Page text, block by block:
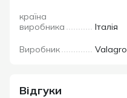
країна
виробника
Італія
Виробник Valagro
Відгуки